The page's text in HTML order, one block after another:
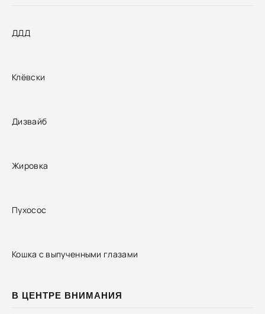
ДДД
Клёвски
Дизвайб
Жировка
Пухосос
Кошка с выпученными глазами
В ЦЕНТРЕ ВНИМАНИЯ